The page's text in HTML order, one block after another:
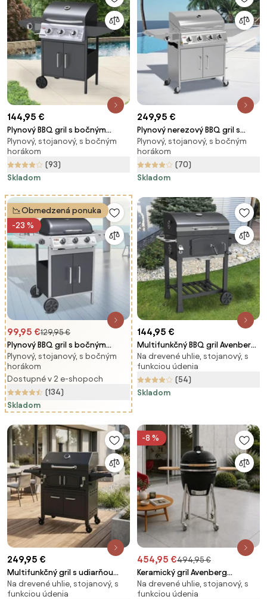
144,95 €
Plynový BBQ gril s bočným
horákom Avenberg COLORADO
Plynový, stojanový, s bočným
horákom
(93)
Skladom
249,95 €
Plynový nerezový BBQ gril s
bočným horákom AVENBERG
VERMONT
Plynový, stojanový, s bočným
horákom
(70)
Skladom
Obmedzená ponuka
-23 %
99,95 €129,95 €
Plynový BBQ gril s bočným
horákom Avenberg BOSTON
Plynový, stojanový, s bočným
horákom
Dostupné v 2 e-shopoch
(134)
Skladom
144,95 €
Multifunkčný BBQ gril Avenberg
GENIUS+liatinový
rošt+doska+pizza kameň
Na drevené uhlie, stojanový, s
funkciou údenia
(54)
Skladom
249,95 €
Multifunkčný gril s udiarňou
Avenberg RANGLER
Na drevené uhlie, stojanový, s
funkciou údenia
-8 %
454,95 €494,95 €
Keramický gril Avenberg
KAMADO XL, čierna
Na drevené uhlie, stojanový, s
funkciou údenia